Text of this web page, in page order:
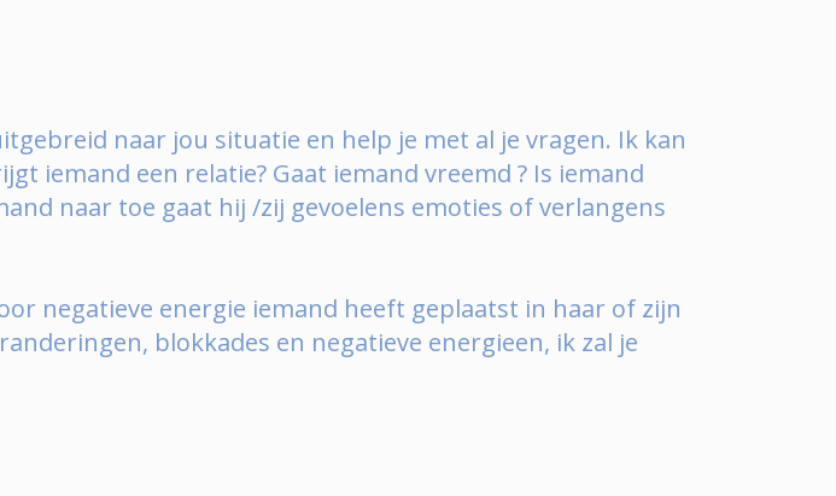
naar jou situatie en help je met al je vragen. Ik kan
iemand een relatie? Gaat iemand vreemd ? Is iemand
naar toe gaat hij /zij gevoelens emoties of verlangens
negatieve energie iemand heeft geplaatst in haar of zijn
blokkades en negatieve energieen, ik zal je